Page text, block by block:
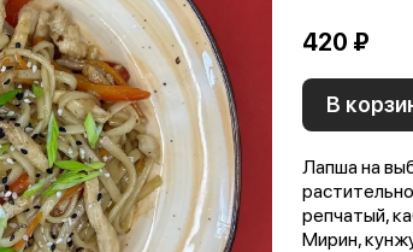
420 ₽
В
Лапша на
репчатый,
Мирин,